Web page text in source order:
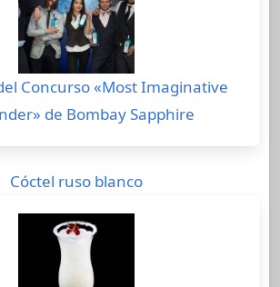
Concurso «Most Imaginative
de Bombay Sapphire
Cóctel ruso blanco